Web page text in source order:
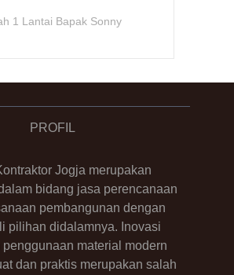
1 Lantai Bapak Sonny
PROFIL
Jogja merupakan
bidang jasa perencanaan
pembangunan dengan
pilihan didalamnya. Inovasi
material modern
dan praktis merupakan salah